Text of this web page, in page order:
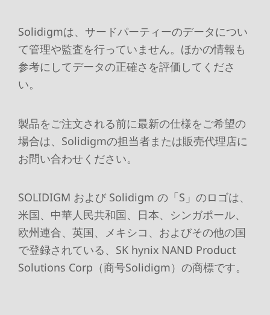
Solidigmは、サードパーティーのデータについ
て管理や監査を行っていません。ほかの情報も
参考にしてデータの正確さを評価してくださ
い。
製品をご注文される前に最新の仕様をご希望の
場合は、Solidigmの担当者または販売代理店に
お問い合わせください。
SOLIDIGM および Solidigm の「S」のロゴは、
米国、中華人民共和国、日本、シンガポール、
欧州連合、英国、メキシコ、およびその他の国
で登録されている、SK hynix NAND Product
Solutions Corp（商号Solidigm）の商標です。